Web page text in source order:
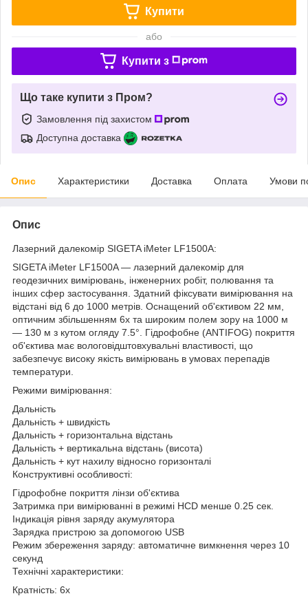
Купити
або
Купити з
Що таке купити з Пром?
Замовлення під захистом
Доступна доставка
Опис Характеристики Доставка Оплата Умови
Опис
Лазерний далекомір SIGETA iMeter LF1500A:
SIGETA iMeter LF1500A — лазерний далекомір для
геодезичних вимірювань, інженерних робіт, полювання та
інших сфер застосування. Здатний фіксувати вимірювання на
відстані від 6 до 1000 метрів. Оснащений об'єктивом 22 мм,
оптичним збільшенням 6х та широким полем зору на 1000 м
— 130 м з кутом огляду 7.5°. Гідрофобне (ANTIFOG) покриття
об'єктива має вологовідштовхувальні властивості, що
забезпечує високу якість вимірювань в умовах перепадів
температури.
Режими вимірювання:
Дальність
Дальність + швидкість
Дальність + горизонтальна відстань
Дальність + вертикальна відстань (висота)
Дальність + кут нахилу відносно горизонталі
Конструктивні особливості:
Гідрофобне покриття лінзи об'єктива
Затримка при вимірюванні в режимі HCD менше 0.25 сек.
Індикація рівня заряду акумулятора
Зарядка пристрою за допомогою USB
Режим збереження заряду: автоматичне вимкнення через 10
секунд
Технічні характеристики:
Кратність: 6x